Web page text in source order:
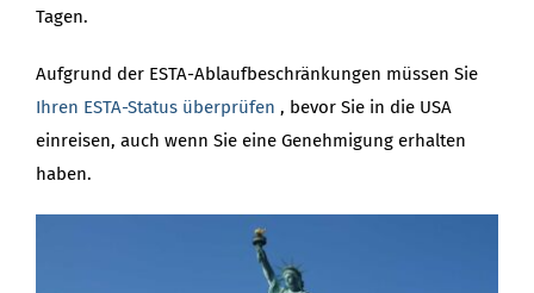
Tagen.
Aufgrund der ESTA-Ablaufbeschränkungen müssen Sie
Ihren ESTA-Status überprüfen , bevor Sie in die USA
einreisen, auch wenn Sie eine Genehmigung erhalten
haben.